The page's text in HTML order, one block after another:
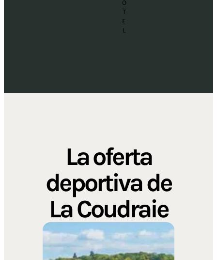
O
T
E
L
La oferta
deportiva de
La Coudraie